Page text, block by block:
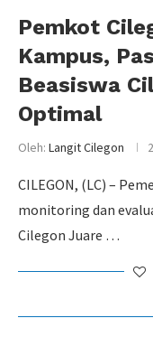
Pemkot
Kampus,
Beasiswa
Optimal
Oleh: Langit Cilegon
CILEGON, (LC) –
monitoring dan
Cilegon Juare …